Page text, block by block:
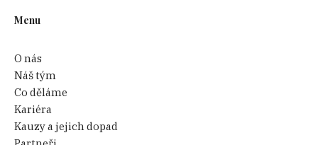
Menu
O nás
Náš tým
Co děláme
Kariéra
Kauzy a jejich dopad